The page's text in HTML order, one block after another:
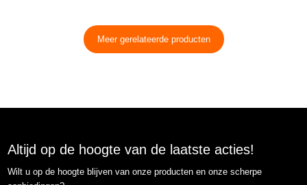
Meer gerelateerde producten
Altijd op de hoogte van de laatste acties!
Wilt u op de hoogte blijven van onze producten en onze scherpe